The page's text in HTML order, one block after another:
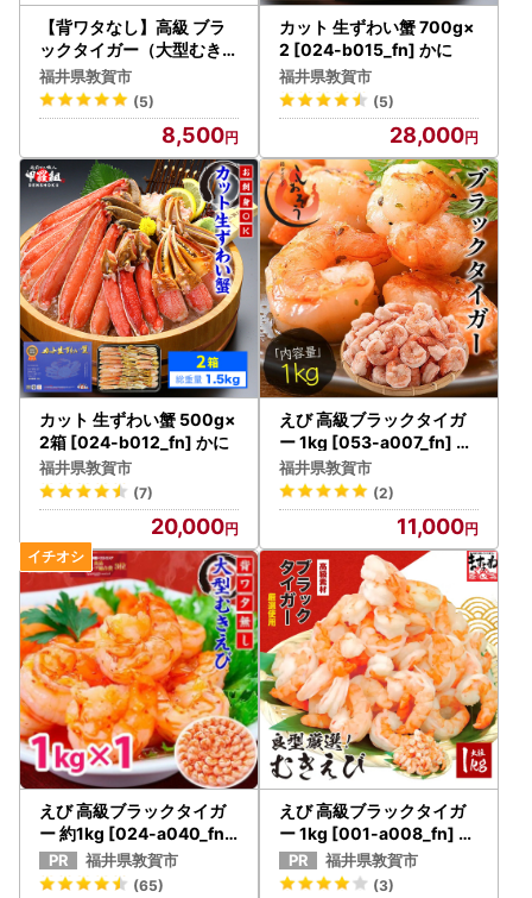
【背ワタなし】高級 ブラ
ックタイガー（大型むきえ
び）300g [024-a030_B
20]
福井県敦賀市
(5)
8,500
カット 生ずわい蟹 700g×
2 [024-b015_fn] かに
福井県敦賀市
(5)
28,000
カット 生ずわい蟹 500g×
2箱 [024-b012_fn] かに
福井県敦賀市
(7)
20,000
えび 高級ブラックタイガ
ー 1kg [053-a007_fn] エ
ビ 海老
福井県敦賀市
(2)
11,000
えび 高級ブラックタイガ
ー 約1kg [024-a040_fn]
エビ 海老福井県敦賀市
(65)
えび 高級ブラックタイガ
ー 1kg [001-a008_fn] エ
ビ 海老福井県敦賀市
(3)